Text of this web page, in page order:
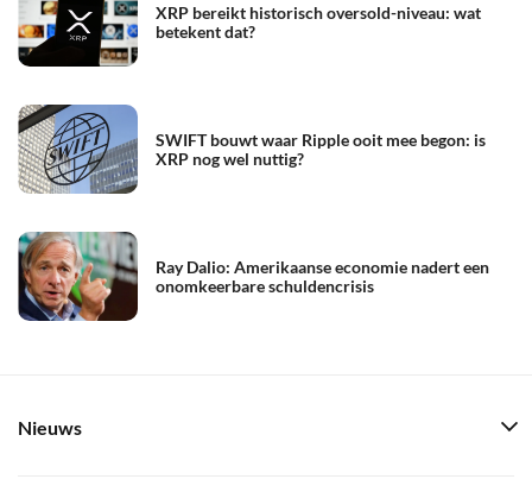
XRP bereikt historisch oversold-niveau: wat
betekent dat?
SWIFT bouwt waar Ripple ooit mee begon: is
XRP nog wel nuttig?
Ray Dalio: Amerikaanse economie nadert een
onomkeerbare schuldencrisis
Nieuws